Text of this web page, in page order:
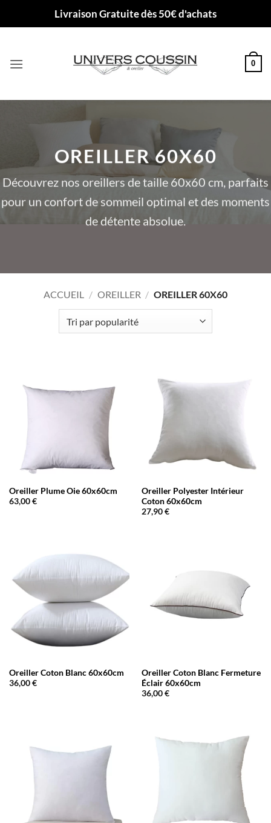
Livraison Gratuite dès 50€ d'achats
0
OREILLER 60X60
Découvrez nos oreillers de taille 60x60 cm, parfaits
pour un confort de sommeil optimal et des moments
de détente absolue.
ACCUEIL / OREILLER / OREILLER 60X60
Oreiller Plume Oie 60x60cm
63,00€
Oreiller Polyester Intérieur
Coton 60x60cm
27,90€
Oreiller Coton Blanc 60x60cm
36,00€
Oreiller Coton Blanc Fermeture
Éclair 60x60cm
36,00€